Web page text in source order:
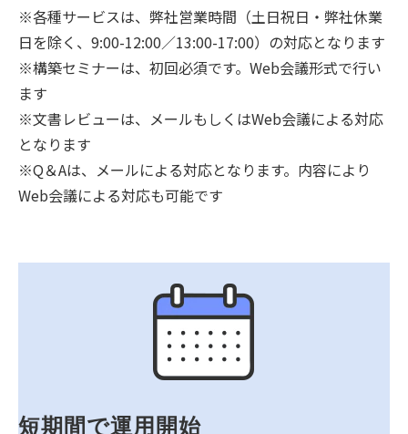
※各種サービスは、弊社営業時間（土日祝日・弊社休業
日を除く、9:00-12:00／13:00-17:00）の対応となります
※構築セミナーは、初回必須です。Web会議形式で行い
ます
※文書レビューは、メールもしくはWeb会議による対応
となります
※Q＆Aは、メールによる対応となります。内容により
Web会議による対応も可能です
短期間で運用開始